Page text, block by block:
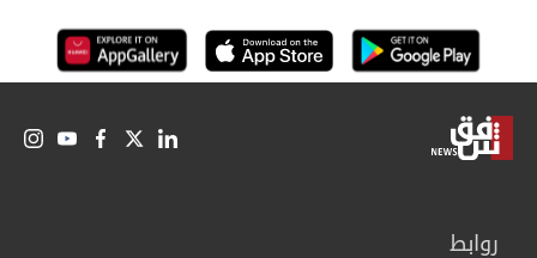
روابط